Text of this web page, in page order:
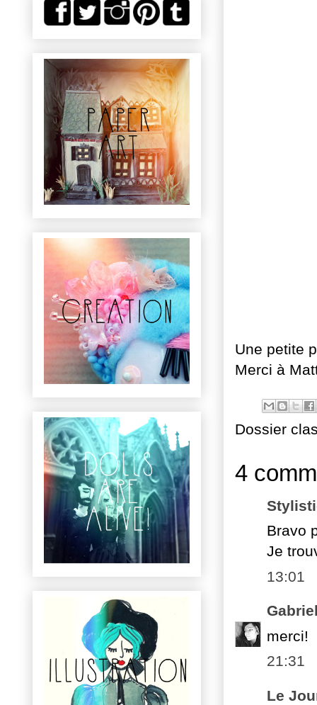
Une petite
Merci à
Dossier
4
Bravo
Je
13:01
merci!
21:31
Le